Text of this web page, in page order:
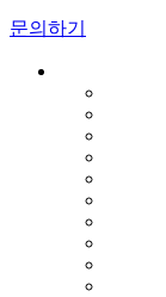
문의하기